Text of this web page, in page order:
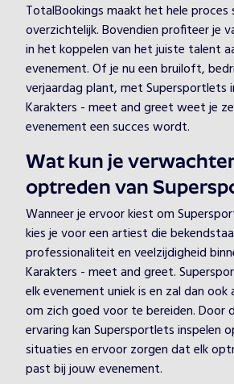
TotalBookings maakt het hele proces
overzichtelijk. Bovendien profiteer je
in het koppelen van het juiste talent
evenement. Of je nu een bruiloft,
verjaardag plant, met Supersportlets
Karakters - meet and greet weet je
evenement een succes wordt.
Wat kun je
optreden van
Wanneer je ervoor kiest om
kies je voor een artiest die
professionaliteit en veelzijdigheid
Karakters - meet and greet.
elk evenement uniek is en zal dan
om zich goed voor te bereiden. Door
ervaring kan Supersportlets inspelen
situaties en ervoor zorgen dat elk
past bij jouw evenement.